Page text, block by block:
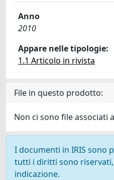
Anno
2010
Appare nelle tipologie:
1.1 Articolo in rivista
File in questo prodotto:
Non ci sono file associati
I documenti in IRIS sono
tutti i diritti sono riservati,
indicazione.